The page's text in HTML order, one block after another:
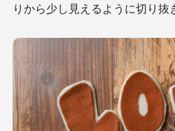
りから少し見えるように切り抜